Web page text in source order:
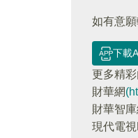
如有意
下載
更多精彩
財華網
財華智庫
現代電